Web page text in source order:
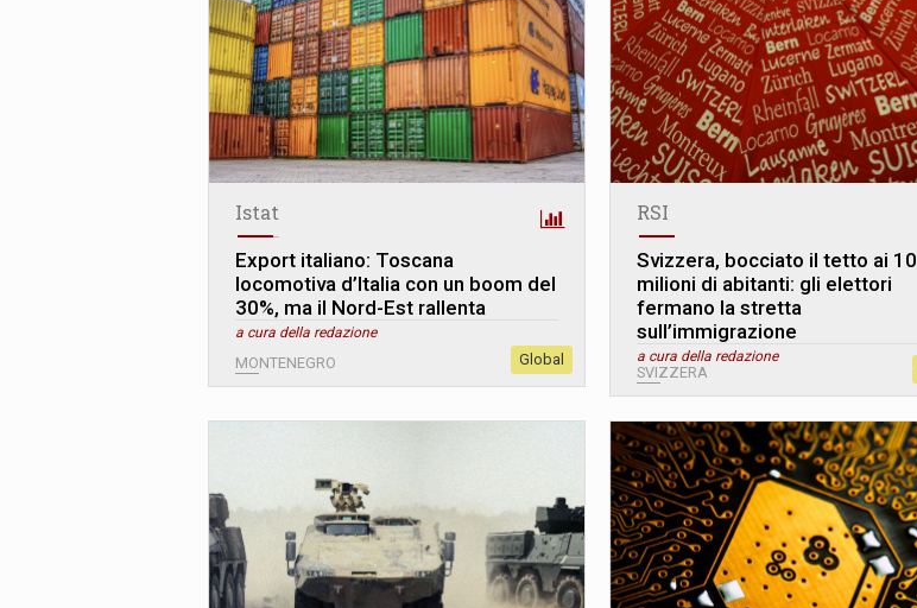
Istat
Export italiano: Toscana
locomotiva d’Italia con un boom del
30%, ma il Nord-Est rallenta
a cura della redazione
MONTENEGRO Global
RSI
Svizzera, bocciato il tetto ai 10
milioni di abitanti: gli elettori
fermano la stretta
sull’immigrazione
a cura della redazione
SVIZZERA